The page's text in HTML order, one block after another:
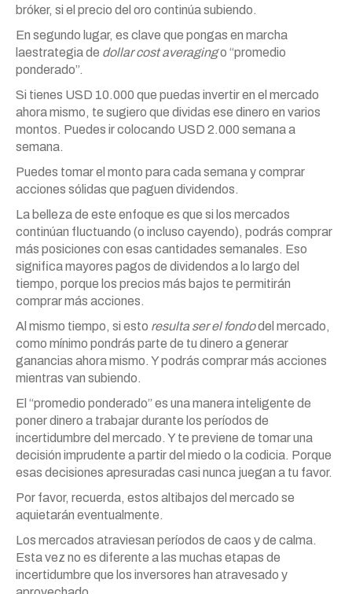
bróker, si el precio del oro continúa subiendo.
En segundo lugar, es clave que pongas en marcha
laestrategia de dollar cost averagingo “promedio
ponderado”.
Si tienes USD 10.000 que puedas invertir en el mercado
ahora mismo, te sugiero que dividas ese dinero en varios
montos. Puedes ir colocando USD 2.000 semana a
semana.
Puedes tomar el monto para cada semana y comprar
acciones sólidas que paguen dividendos.
La belleza de este enfoque es que si los mercados
continúan fluctuando (o incluso cayendo), podrás comprar
más posiciones con esas cantidades semanales. Eso
significa mayores pagos de dividendos a lo largo del
tiempo, porque los precios más bajos te permitirán
comprar más acciones.
Al mismo tiempo, si esto resulta ser el fondodel mercado,
como mínimo pondrás parte de tu dinero a generar
ganancias ahora mismo. Y podrás comprar más acciones
mientras van subiendo.
El “promedio ponderado” es una manera inteligente de
poner dinero a trabajar durante los períodos de
incertidumbre del mercado. Y te previene de tomar una
decisión imprudente a partir del miedo o la codicia. Porque
esas decisiones apresuradas casi nunca juegan a tu favor.
Por favor, recuerda, estos altibajos del mercado se
aquietarán eventualmente.
Los mercados atraviesan períodos de caos y de calma.
Esta vez no es diferente a las muchas etapas de
incertidumbre que los inversores han atravesado y